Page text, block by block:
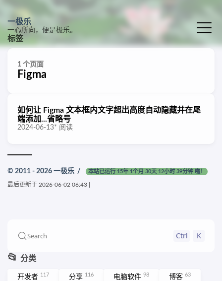
一极乐
一心所向，便是极乐。
Search Ctrl K
📂 分类
开发者 117 分享 116 电脑软件 98 博客 63
标签
1 个页面
Figma
如何让 Figma 文本框内文字超出高度自动隐藏并在尾
端添加...省略号
2024-06-13* 阅读
© 2011 - 2026 一极乐 / 本站已运行 15年 1个月 30天 12小时 39分钟 啦！
最后更新于 2026-06-02 06:43